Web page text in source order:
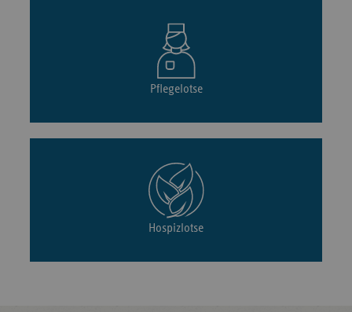
Pflegelotse
Hospizlotse